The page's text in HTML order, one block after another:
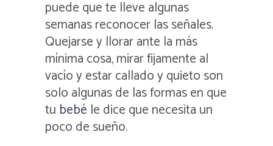
puede que te lleve algunas
semanas reconocer las señales.
Quejarse y llorar ante la más
mínima cosa, mirar fijamente al
vacío y estar callado y quieto son
solo algunas de las formas en que
tu bebé le dice que necesita un
poco de sueño.